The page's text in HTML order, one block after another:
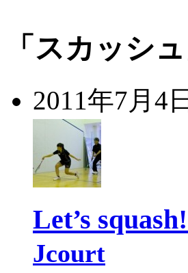
「スカッシ
2011年7月4日
Let’s
Jcourt